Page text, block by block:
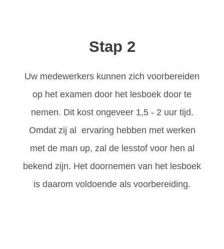
Stap 2
Uw medewerkers kunnen zich voorbereiden
op het examen door het lesboek door te
nemen. Dit kost ongeveer 1,5 - 2 uur tijd.
Omdat zij al ervaring hebben met werken
met de man up, zal de lesstof voor hen al
bekend zijn. Het doornemen van het lesboek
is daarom voldoende als voorbereiding.